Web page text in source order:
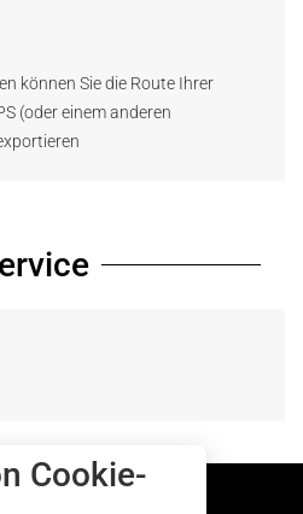
können Sie die Route Ihrer
(oder einem anderen
Cookie-